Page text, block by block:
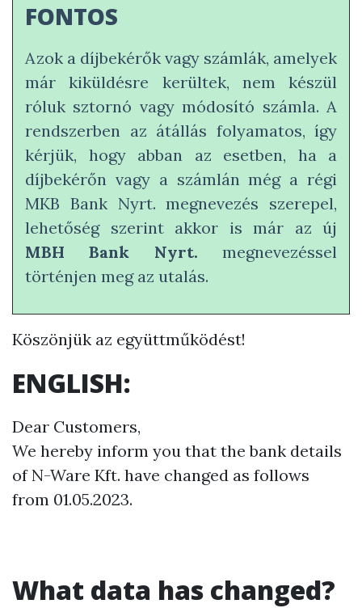
FONTOS
Azok a díjbekérők vagy számlák, amelyek
már kiküldésre kerültek, nem készül
róluk sztornó vagy módosító számla. A
rendszerben az átállás folyamatos, így
kérjük, hogy abban az esetben, ha a
díjbekérőn vagy a számlán még a régi
MKB Bank Nyrt. megnevezés szerepel,
lehetőség szerint akkor is már az új
MBH Bank Nyrt. megnevezéssel
történjen meg az utalás.
Köszönjük az együttműködést!
ENGLISH:
Dear Customers,
We hereby inform you that the bank details
of N-Ware Kft. have changed as follows
from 01.05.2023.
What data has changed?